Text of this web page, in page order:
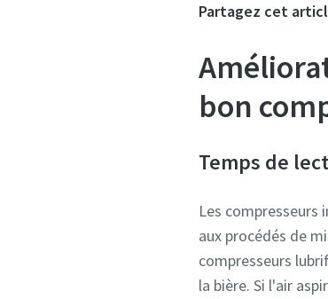
Partagez cet
bon
Temps de
Les
aux procédés de
compresseurs
la bière. Si l'air